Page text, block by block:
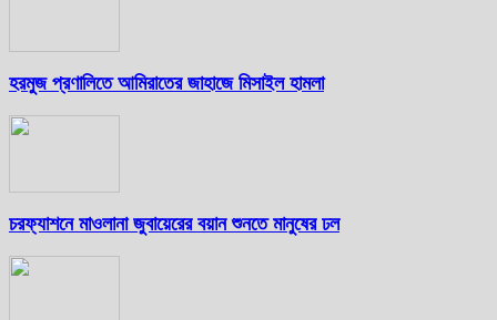
হরমুজ প্রণালিতে আমিরাতের জাহাজে মিসাইল হামলা
চরফ্যাশনে মাওলানা জুবায়েরের বয়ান শুনতে মানুষের ঢল